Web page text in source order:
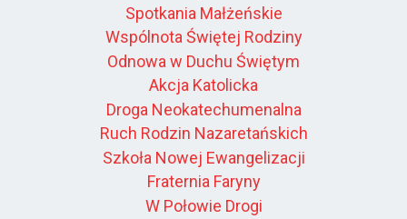
Spotkania Małżeńskie
Wspólnota Świętej Rodziny
Odnowa w Duchu Świętym
Akcja Katolicka
Droga Neokatechumenalna
Ruch Rodzin Nazaretańskich
Szkoła Nowej Ewangelizacji
Fraternia Faryny
W Połowie Drogi